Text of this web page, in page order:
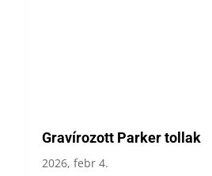
Gravírozott Parker tollak
2026, febr 4.